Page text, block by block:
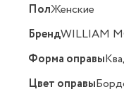
ПолЖенские
БрендWILLIAM
Форма оправы
Цвет оправы